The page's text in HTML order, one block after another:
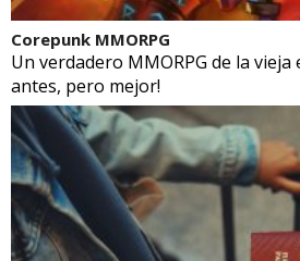
Corepunk MMORPG
Un verdadero MMORPG de la vieja
antes, pero mejor!